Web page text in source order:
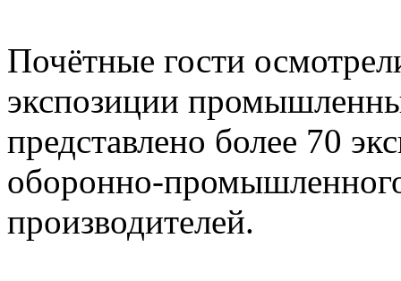
Почётные гости
экспозиции
представлено более 70
оборонно-
производителей.